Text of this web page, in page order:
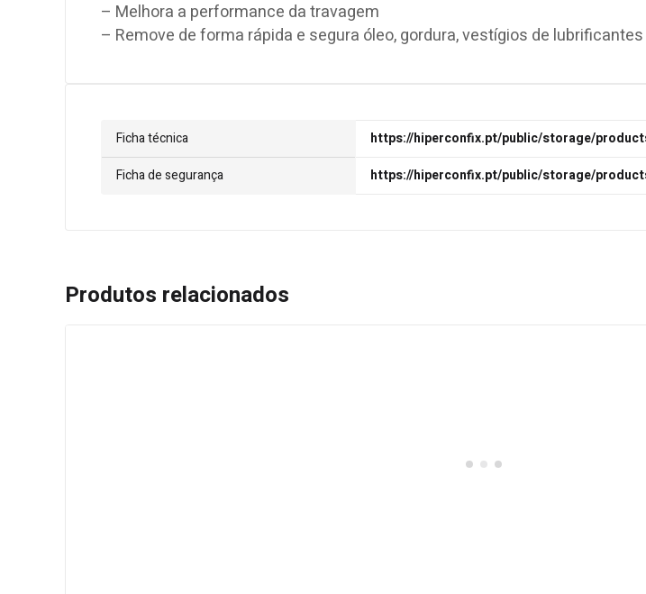
– Melhora a performance da travagem
– Remove de forma rápida e segura óleo, gordura, vestígios de
Ficha técnica
https://hiperconfix.pt/public/storage/
Ficha de segurança
https://hiperconfix.pt/public/storage/
Produtos relacionados